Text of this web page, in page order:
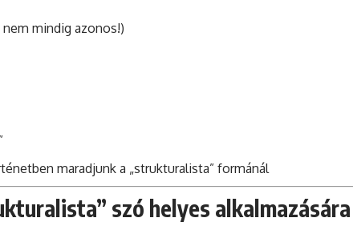
mindig azonos!)
maradjunk a „strukturalista” formánál
szó helyes alkalmazására